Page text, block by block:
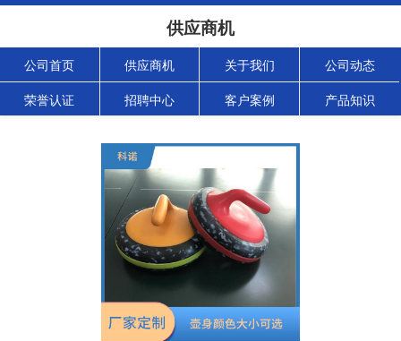
供应商机
公司首页 供应商机 关于我们 公司动态
荣誉认证 招聘中心 客户案例 产品知识